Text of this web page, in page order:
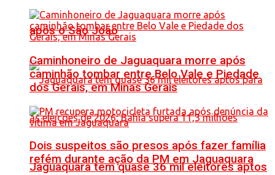
após o São João
Jaguaquara tem quase 36 mil eleitores aptos
Caminhoneiro de Jaguaquara morre após
caminhão tombar entre Belo Vale e Piedade
dos Gerais, em Minas Gerais
Dois suspeitos são presos após fazer família
refém durante ação da PM em Jaguaquara